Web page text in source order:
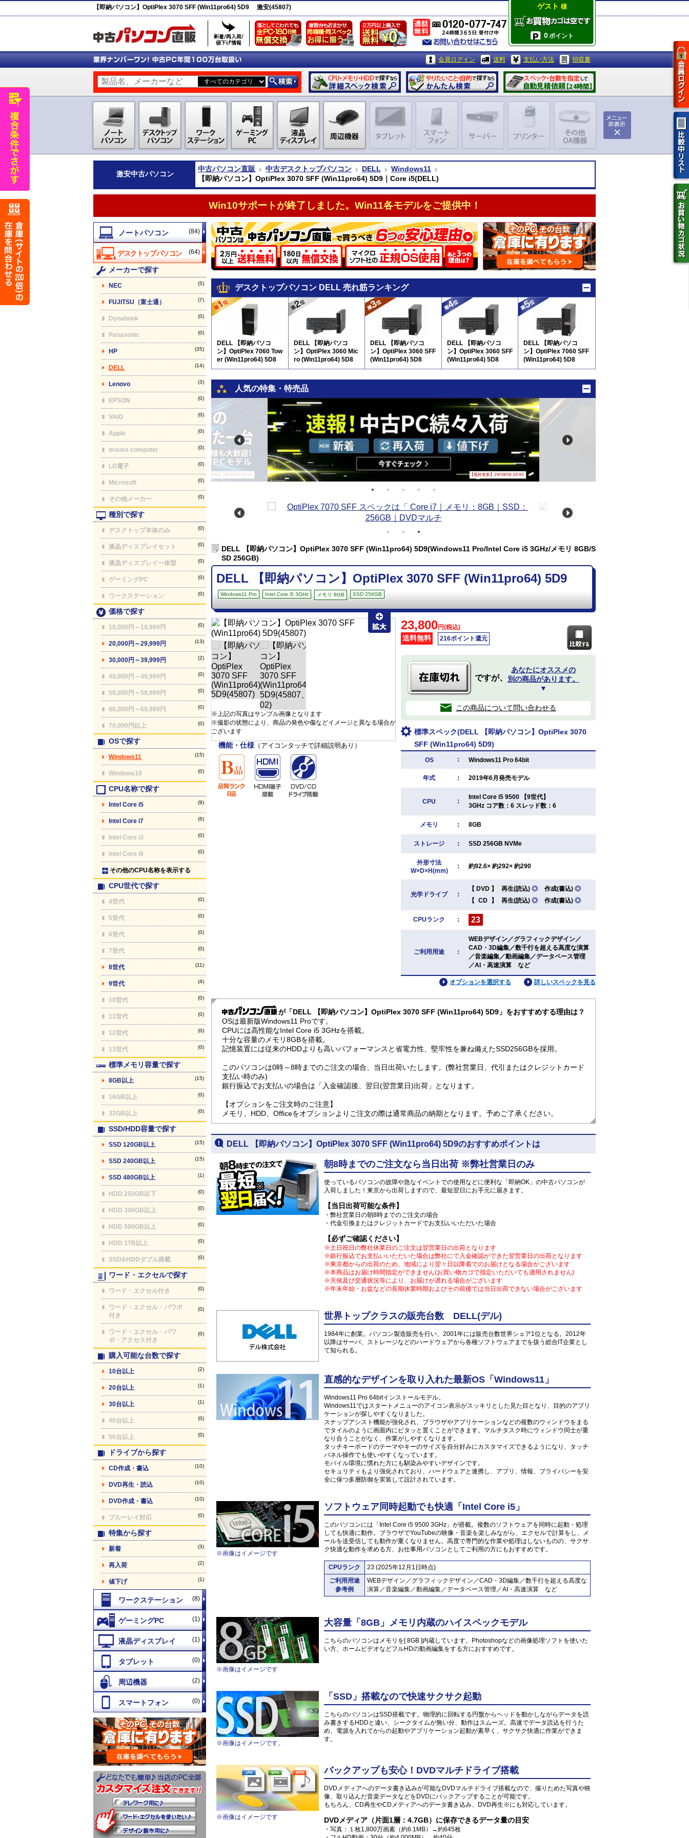
【即納パソコン】OptiPlex 3070 SFF (Win11pro64) 5D9 激安(45807) ゲスト 様
0ポイント
会員ログイン 送料 支払い方法 領収書
激安中古パソコン
中古パソコン直販 中古デスクトップパソコン DELL
Windows11
【即納パソコン】OptiPlex 3070 SFF (Win11pro64) 5D9｜Core i5(DELL)
Win10サポートが終了しました。Win11各モデルをご提供中！
(84)
(64)
メーカーで探す
NEC (5)
FUJITSU（富士通） (7)
Dynabook (0)
Panasonic (0)
HP (35)
DELL (14)
Lenovo (3)
EPSON (0)
VAIO (0)
Apple (0)
mouse computer (0)
LG電子 (0)
Microsoft (0)
その他メーカー (0)
種別で探す
デスクトップ本体のみ (0)
液晶ディスプレイセット (0)
液晶ディスプレイ一体型 (0)
ゲーミングPC (0)
ワークステーション (0)
価格で探す
10,000円～19,999円 (0)
20,000円～29,999円 (13)
30,000円～39,999円 (2)
40,000円～49,999円 (0)
50,000円～59,999円 (0)
60,000円～69,999円 (0)
70,000円以上 (0)
OSで探す
Windows11 (15)
Windows10 (0)
CPU名称で探す
Intel Core i5 (9)
Intel Core i7 (6)
Intel Core i3 (0)
Intel Core i9 (0)
その他のCPU名称を表示する
CPU世代で探す
4世代 (0)
5世代 (0)
6世代 (0)
7世代 (0)
8世代 (11)
9世代 (4)
10世代 (0)
11世代 (0)
12世代 (0)
13世代 (0)
標準メモリ容量で探す
8GB以上 (15)
16GB以上 (0)
32GB以上 (0)
SSD/HDD容量で探す
SSD 120GB以上 (15)
SSD 240GB以上 (15)
SSD 480GB以上 (1)
HDD 250GB以下 (0)
HDD 300GB以上 (0)
HDD 500GB以上 (0)
HDD 1TB以上 (0)
SSD&HDDダブル搭載 (0)
ワード・エクセルで探す
ワード・エクセル付き (0)
ワード・エクセル・パワポ
付き
(0)
ワード・エクセル・パワ
ポ・アクセス付き
(0)
購入可能な台数で探す
10台以上 (2)
20台以上 (1)
30台以上 (1)
40台以上 (0)
50台以上 (0)
ドライブから探す
CD作成・書込 (10)
DVD再生・読込 (10)
DVD作成・書込 (10)
ブルーレイ対応 (0)
特集から探す
新着 (3)
再入荷 (2)
値下げ (1)
(8)
(1)
(1)
(0)
(2)
(0)
デスクトップパソコン DELL 売れ筋ランキング
DELL 【即納パソコ
ン】OptiPlex 7060 Tow
er (Win11pro64) 5D8
DELL 【即納パソコ
ン】OptiPlex 3060 Mic
ro (Win11pro64) 5D8
DELL 【即納パソコ
ン】OptiPlex 3060 SFF
(Win11pro64) 5D8
DELL 【即納パソコ
ン】OptiPlex 3060 SFF
(Win11pro64) 5D8
DELL 【即納パソコ
ン】OptiPlex 7060 SFF
(Win11pro64) 5D8
人気の特集・特売品
【最終更新】26/08/08 20:00 【最終更新】26/08/08 20:00
DELL 【即納パソコン】OptiPlex 3070 SFF (Win11pro64) 5D9(Windows11 Pro/Intel Core i5 3GHz/メモリ 8GB/S
SD 256GB)
DELL 【即納パソコン】OptiPlex 3070 SFF (Win11pro64) 5D9
Windows11 Pro Intel Core i5 3GHz メモリ 8GB SSD 256GB
※上記の写真はサンプル画像となります
※撮影の状態により、商品の発色や傷などイメージと異なる場合が
ございます
機能・仕様 （アイコンタッチで詳細説明あり）
23,800円(税込)
送料無料 216ポイント還元
ですが、
あなたにオススメの
別の商品があります。
▼
この商品について問い合わせる
標準スペック(DELL 【即納パソコン】OptiPlex 3070
SFF (Win11pro64) 5D9)
OS ： Windows11 Pro 64bit
年式 ： 2019年6月発売モデル
CPU ：
Intel Core i5 9500 【9世代】
3GHz コア数：6 スレッド数：6
メモリ ： 8GB
ストレージ ： SSD 256GB NVMe
外形寸法
W×D×H(mm)
： 約92.6× 約292× 約290
光学ドライブ ：
【 DVD 】 再生(読込) ◎ 作成(書込) ◎
【 CD 】 再生(読込) ◎ 作成(書込) ◎
CPUランク ： 23
ご利用用途 ：
WEBデザイン／グラフィックデザイン／
CAD・3D編集／数千行を超える高度な演算
／音楽編集／動画編集／データベース管理
／AI・高速演算 など
詳しいスペックを見る
オプションを選択する
が「DELL 【即納パソコン】OptiPlex 3070 SFF (Win11pro64) 5D9」をおすすめする理由は？
OSは最新版Windows11 Proです。
CPUには高性能なIntel Core i5 3GHzを搭載。
十分な容量のメモリ8GBを搭載。
記憶装置には従来のHDDよりも高いパフォーマンスと省電力性、堅牢性を兼ね備えたSSD256GBを採用。
このパソコンは0時～8時までのご注文の場合、当日出荷いたします。(弊社営業日、代引またはクレジットカード
支払い時のみ)
銀行振込でお支払いの場合は「入金確認後、翌日(翌営業日)出荷」となります。
【オプションをご注文時のご注意】
メモリ、HDD、Officeをオプションよりご注文の際は通常商品の納期となります。予めご了承ください。
DELL 【即納パソコン】OptiPlex 3070 SFF (Win11pro64) 5D9のおすすめポイントは
朝8時までのご注文なら当日出荷 ※弊社営業日のみ
使っているパソコンの故障や急なイベントでの使用などに便利な「即納OK」の中古パソコンが
入荷しました！東京から出荷しますので、最短翌日にお手元に届きます。
【当日出荷可能な条件】
・弊社営業日の朝8時までのご注文の場合
・代金引換またはクレジットカードでお支払いいただいた場合
【必ずご確認ください】
※土日祝日の弊社休業日のご注文は翌営業日の出荷となります
※銀行振込でお支払いいただいた場合は弊社にて入金確認ができた翌営業日の出荷となります
※東京都からの出荷のため、地域により翌々日以降着でのお届けとなる場合がございます
※本商品はお届け時間指定ができません(お買い物カゴで指定いただいても適用されません)
※天候及び交通状況等により、お届けが遅れる場合がございます
※年末年始・お盆などの長期休業時期およびその前後では当日出荷できない場合がございます
世界トップクラスの販売台数 DELL(デル)
1984年に創業。パソコン製造販売を行い、2001年には販売台数世界シェア1位となる。2012年
以降はサーバ、ストレージなどのハードウェアから各種ソフトウェアまでを扱う総合IT企業とし
て知られる。
直感的なデザインを取り入れた最新OS「Windows11」
Windows11 Pro 64bitインストールモデル。
Windows11ではスタートメニューのアイコン表示がスッキリとした見た目となり、目的のアプリ
ケーションが探しやすくなりました。
スナップアシスト機能が強化され、ブラウザやアプリケーションなどの複数のウィンドウをまる
でタイルのように画面内にピタッと置くことができます。マルチタスク時にウィンドウ同士が重
なり合うことがなく、作業がしやすくなります。
タッチキーボードのテーマやキーのサイズを自分好みにカスタマイズできるようになり、タッチ
パネル操作でも使いやすくなっています。
モバイル環境に慣れた方にも馴染みやすいデザインです。
セキュリティもより強化されており、ハードウェアと連携し、アプリ、情報、プライバシーを安
全に保つ多層防御を実装して設計されています。
※画像はイメージです
ソフトウェア同時起動でも快適「Intel Core i5」
このパソコンには「Intel Core i5 9500 3GHz」が搭載。複数のソフトウェアを同時に起動・処理
しても快適に動作。ブラウザでYouTubeの映像・音楽を楽しみながら、エクセルで計算をし、メ
ールを送受信しても動作が重くなりません。高度で専門的な作業や処理はしないものの、サクサ
ク快適な動作を求める方、お仕事用パソコンとしてご利用の方にもおすすめです。
CPUランク
23 (2025年12月1日時点)
ご利用用途
参考例
WEBデザイン／グラフィックデザイン／CAD・3D編集／数千行を超える高度な
演算／音楽編集／動画編集／データベース管理／AI・高速演算 など
※画像はイメージです
大容量「8GB」メモリ内蔵のハイスペックモデル
こちらのパソコンはメモリを[ 8GB ]内蔵しています。Photoshopなどの画像処理ソフトを使いた
い方、ホームビデオなどフルHDの動画編集をする方におすすめです。
※画像はイメージです。
「SSD」搭載なので快速サクサク起動
こちらのパソコンはSSD搭載です。物理的に回転する円盤からヘッドを動かしながらデータを読
み書きするHDDと違い、シークタイムが無い分、動作はスムーズ。高速でデータ読込を行うた
め、電源を入れてからの起動やアプリケーション起動が素早く、サクサク快適に作業ができま
す。
※画像はイメージです
バックアップも安心！DVDマルチドライブ搭載
DVDメディアへのデータ書き込みが可能なDVDマルチドライブ搭載なので、撮りためた写真や映
像、取り込んだ音楽データなどをDVDにバックアップすることが可能です。
もちろん、CD再生やCDメディアへのデータ書き込み、DVD再生※にも対応しています。
DVDメディア（片面1層：4.7GB）に保存できるデータ量の目安
・写真：１枚1,800万画素（約6.1MB）→約645枚